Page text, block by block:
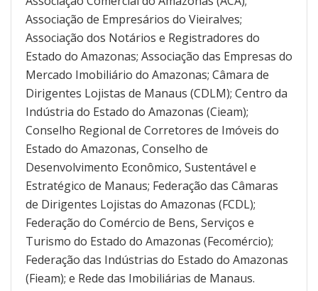
Associação de Empresários do Vieiralves;
Associação dos Notários e Registradores do
Estado do Amazonas; Associação das Empresas do
Mercado Imobiliário do Amazonas; Câmara de
Dirigentes Lojistas de Manaus (CDLM); Centro da
Indústria do Estado do Amazonas (Cieam);
Conselho Regional de Corretores de Imóveis do
Estado do Amazonas, Conselho de
Desenvolvimento Econômico, Sustentável e
Estratégico de Manaus; Federação das Câmaras
de Dirigentes Lojistas do Amazonas (FCDL);
Federação do Comércio de Bens, Serviços e
Turismo do Estado do Amazonas (Fecomércio);
Federação das Indústrias do Estado do Amazonas
(Fieam); e Rede das Imobiliárias de Manaus.